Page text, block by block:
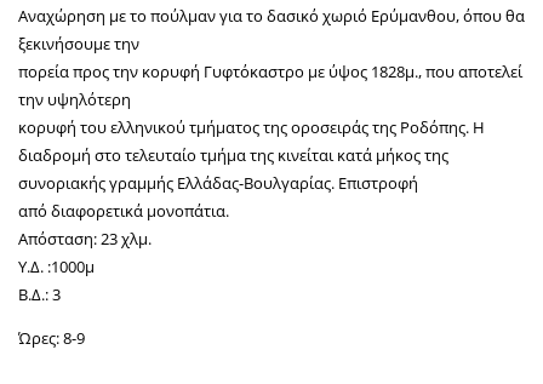
Αναχώρηση με το πούλμαν για το δασικό χωριό Ερύμανθου, όπου θα
ξεκινήσουμε την
πορεία προς την κορυφή Γυφτόκαστρο με ύψος 1828μ., που αποτελεί
την υψηλότερη
κορυφή του ελληνικού τμήματος της οροσειράς της Ροδόπης. Η
διαδρομή στο τελευταίο τμήμα της κινείται κατά μήκος της
συνοριακής γραμμής Ελλάδας-Βουλγαρίας. Επιστροφή
από διαφορετικά μονοπάτια.
Απόσταση: 23 χλμ.
Υ.Δ. :1000μ
Β.Δ.: 3
Ώρες: 8-9